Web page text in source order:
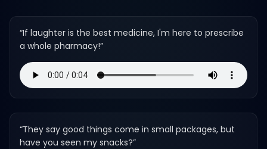
“If laughter is the best medicine, I'm here to prescribe
a whole pharmacy!”
“They say good things come in small packages, but
have you seen my snacks?”